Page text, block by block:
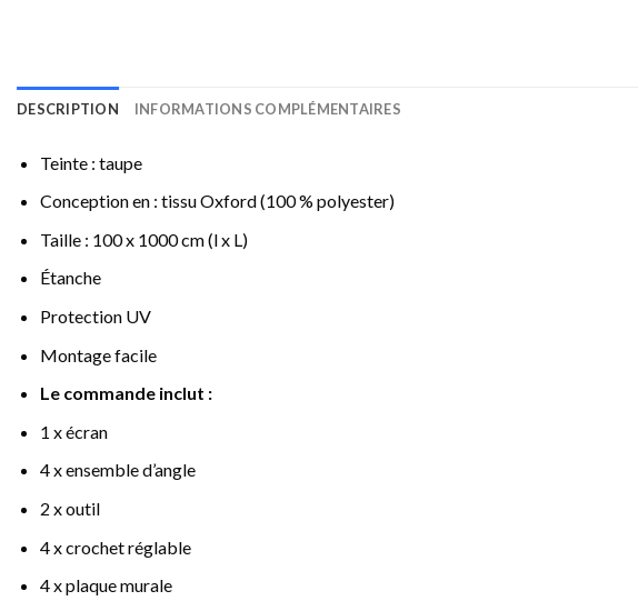
DESCRIPTION INFORMATIONS COMPLÉMENTAIRES
Teinte : taupe
Conception en : tissu Oxford (100 % polyester)
Taille : 100 x 1000 cm (l x L)
Étanche
Protection UV
Montage facile
Le commande inclut :
1 x écran
4 x ensemble d’angle
2 x outil
4 x crochet réglable
4 x plaque murale